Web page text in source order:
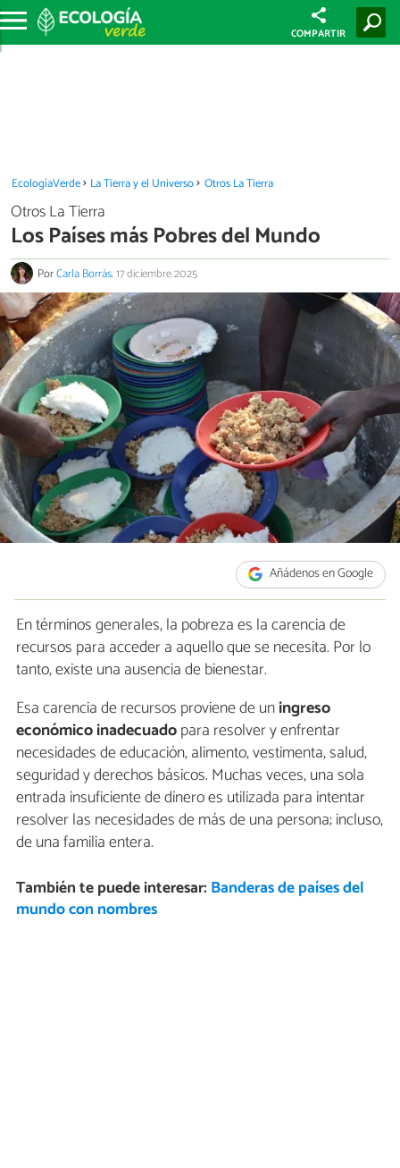
COMPARTIR
EcologíaVerde La Tierra y el Universo Otros La Tierra
Otros La Tierra
Los Países más Pobres del Mundo
PorCarla Borràs.17 diciembre 2025
Añádenos en Google
En términos generales, la pobreza es la carencia de
recursos para acceder a aquello que se necesita. Por lo
tanto, existe una ausencia de bienestar.
Esa carencia de recursos proviene de uningreso
económico inadecuadopara resolver y enfrentar
necesidades de educación, alimento, vestimenta, salud,
seguridad y derechos básicos. Muchas veces, una sola
entrada insuficiente de dinero es utilizada para intentar
resolver las necesidades de más de una persona; incluso,
de una familia entera.
También te puede interesar: Banderas de países del
mundo con nombres